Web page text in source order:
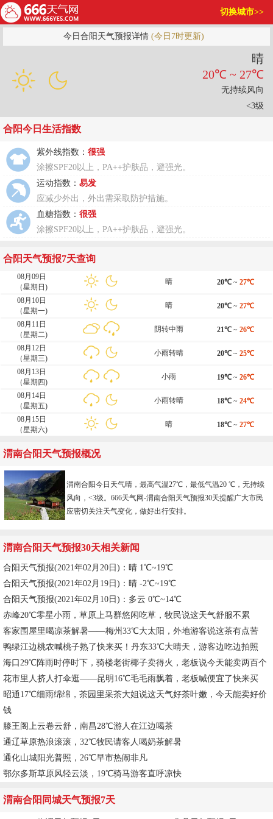
切换城市>>
今日合阳天气预报详情(今日7时更新)
晴
20℃ ~ 27℃
无持续风向
<3级
合阳今日生活指数
紫外线指数： 很强
涂擦SPF20以上，PA++护肤品，避强光。
运动指数： 易发
应减少外出，外出需采取防护措施。
血糖指数： 很强
涂擦SPF20以上，PA++护肤品，避强光。
合阳天气预报7天查询
08月09日
（星期日)
晴 20℃~ 27℃
08月10日
（星期一)
晴 20℃~ 27℃
08月11日
（星期二)
阴转中雨 21℃~ 26℃
08月12日
（星期三)
小雨转晴 20℃~ 25℃
08月13日
（星期四)
小雨 19℃~ 26℃
08月14日
（星期五)
小雨转晴 18℃~ 24℃
08月15日
（星期六)
晴 18℃~ 27℃
渭南合阳天气预报概况
渭南合阳今日天气晴，最高气温27℃，最低气温20 ℃，无持续
风向，<3级。666天气网-渭南合阳天气预报30天提醒广大市民
应密切关注天气变化，做好出行安排。
渭南合阳天气预报30天相关新闻
合阳天气预报(2021年02月20日)：晴 1℃~19℃
合阳天气预报(2021年02月19日)：晴 -2℃~19℃
合阳天气预报(2021年02月10日)：多云 0℃~14℃
赤峰20℃零星小雨，草原上马群悠闲吃草，牧民说这天气舒服不累
客家围屋里喝凉茶解暑——梅州33℃大太阳，外地游客说这茶有点苦
鸭绿江边桃农喊桃子熟了快来买！丹东33℃大晴天，游客边吃边拍照
海口29℃阵雨时停时下，骑楼老街椰子卖得火，老板说今天能卖两百个
花市里人挤人打伞逛——昆明16℃毛毛雨飘着，老板喊便宜了快来买
昭通17℃细雨绵绵，茶园里采茶大姐说这天气好茶叶嫩，今天能卖好价
钱
滕王阁上云卷云舒，南昌28℃游人在江边喝茶
通辽草原热浪滚滚，32℃牧民请客人喝奶茶解暑
通化山城阳光普照，26℃早市热闹非凡
鄂尔多斯草原风轻云淡，19℃骑马游客直呼凉快
渭南合阳同城天气预报7天